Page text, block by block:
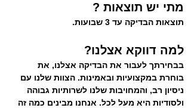
מתי יש תוצאות ?
תוצאות הבדיקה עד 3 שבועות.
למה דווקא אצלנו?
בבחירתך לעבור את הבדיקה אצלנו, את
בוחרת במקצועיות ובאמינות. הצוות שלנו עם
ניסיון רב, והמחויבות שלנו לשרותיות גבוהה
ולסודיות היא מעל לכל. אנחנו מבינים כמה זה